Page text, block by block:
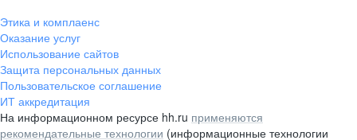
Этика и комплаенс
Оказание услуг
Использование сайтов
Защита персональных данных
Пользовательское соглашение
ИТ аккредитация
На информационном ресурсе hh.ru применяются
рекомендательные технологии (информационные технологии